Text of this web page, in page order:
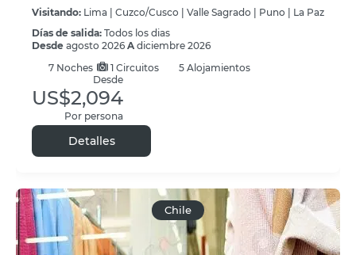
Visitando: Lima | Cuzco/Cusco | Valle Sagrado | Puno |
La Paz
Días de salida: Todos los dias
Desde agosto 2026 A diciembre 2026
7 Noches 1 Circuitos
5 Alojamientos
Desde
US$2,094
Por persona
Detalles
Chile